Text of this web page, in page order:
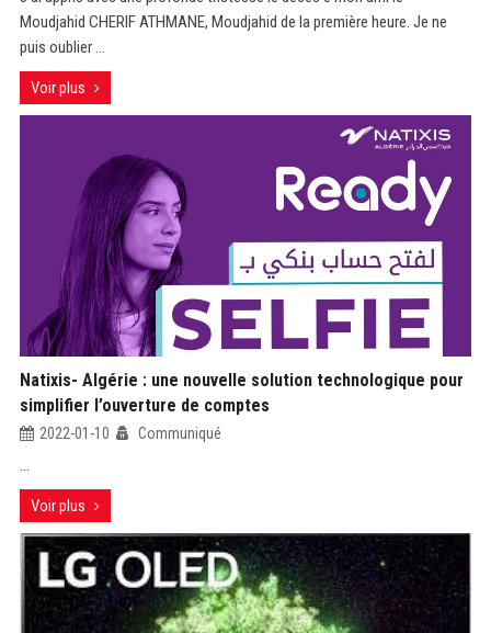
Moudjahid CHERIF ATHMANE, Moudjahid de la première heure. Je ne
puis oublier ...
Voir plus
Natixis- Algérie : une nouvelle solution technologique pour
simplifier l’ouverture de comptes
2022-01-10 Communiqué
...
Voir plus